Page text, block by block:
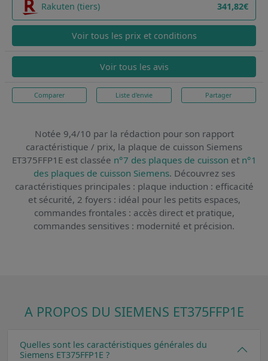
Rakuten (tiers) 341,82€
Voir tous les prix et conditions
Voir tous les avis
Comparer Liste d'envie Partager
Notée 9,4/10 par la rédaction pour son rapport
caractéristique / prix, la plaque de cuisson Siemens
ET375FFP1Eest classée n°7 des plaques de cuisson et n°1
des plaques de cuisson Siemens. Découvrez ses
caractéristiques principales : plaque induction : efficacité
et sécurité, 2 foyers : idéal pour les petits espaces,
commandes frontales : accès direct et pratique,
commandes sensitives : modernité et précision.
A PROPOS DU SIEMENS ET375FFP1E
Quelles sont les caractéristiques générales du
Siemens ET375FFP1E ?